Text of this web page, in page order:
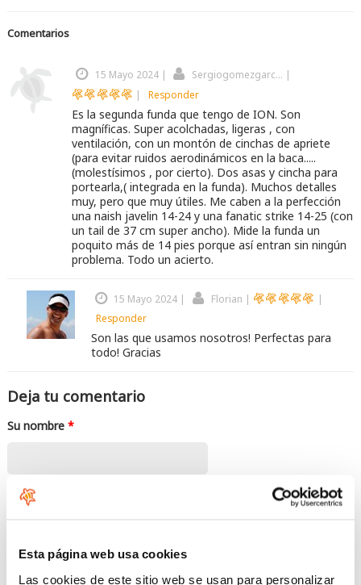
Esta página web usa cookies
Las cookies de este sitio web se usan para personalizar
Comentarios
15 Mayo 2024| Sergiogomezgarc... |
|
Responder
Es la segunda funda que tengo de ION. Son
magníficas. Super acolchadas, ligeras , con
ventilación, con un montón de cinchas de apriete
(para evitar ruidos aerodinámicos en la baca.....
(molestísimos , por cierto). Dos asas y cincha para
portearla,( integrada en la funda). Muchos detalles
muy, pero que muy útiles. Me caben a la perfección
una naish javelin 14-24 y una fanatic strike 14-25 (con
un tail de 37 cm super ancho). Mide la funda un
poquito más de 14 pies porque así entran sin ningún
problema. Todo un acierto.
15 Mayo 2024 | Florian |
|
Responder
Son las que usamos nosotros! Perfectas para
todo! Gracias
Deja tu comentario
Su nombre *
Correo electrónico
El contenido de este campo se mantiene privado y no se mostrará